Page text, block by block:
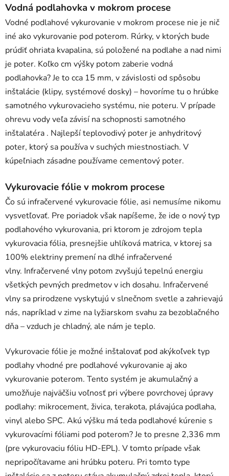
Vodná podlahovka v mokrom procese
Vodné podlahové vykurovanie v mokrom procese nie je nič
iné ako vykurovanie pod poterom. Rúrky, v ktorých bude
prúdiť ohriata kvapalina, sú položené na podlahe a nad nimi
je poter. Koľko cm výšky potom zaberie vodná
podlahovka? Je to cca 15 mm, v závislosti od spôsobu
inštalácie (klipy, systémové dosky) – hovoríme tu o hrúbke
samotného vykurovacieho systému, nie poteru. V prípade
ohrevu vody veľa závisí na schopnosti samotného
inštalatéra . Najlepší teplovodivý poter je anhydritový
poter, ktorý sa používa v suchých miestnostiach. V
kúpeľniach zásadne používame cementový poter.
Vykurovacie fólie v mokrom procese
Čo sú infračervené vykurovacie fólie, asi nemusíme nikomu
vysvetľovať. Pre poriadok však napíšeme, že ide o nový typ
podlahového vykurovania, pri ktorom je zdrojom tepla
vykurovacia fólia, presnejšie uhlíková matrica, v ktorej sa
100% elektriny premení na dlhé infračervené
vlny. Infračervené vlny potom zvyšujú tepelnú energiu
všetkých pevných predmetov v ich dosahu. Infračervené
vlny sa prirodzene vyskytujú v slnečnom svetle a zahrievajú
nás, napríklad v zime na lyžiarskom svahu za bezoblačného
dňa – vzduch je chladný, ale nám je teplo.
Vykurovacie fólie je možné inštalovať pod akýkoľvek typ
podlahy vhodné pre podlahové vykurovanie aj ako
vykurovanie poterom. Tento systém je akumulačný a
umožňuje najväčšiu voľnosť pri výbere povrchovej úpravy
podlahy: mikrocement, živica, terakota, plávajúca podlaha,
vinyl alebo SPC. Akú výšku má teda podlahové kúrenie s
vykurovacími fóliami pod poterom? Je to presne 2,336 mm
(pre vykurovaciu fóliu HD-EPL). V tomto prípade však
nepripočítavame ani hrúbku poteru. Pri tomto type